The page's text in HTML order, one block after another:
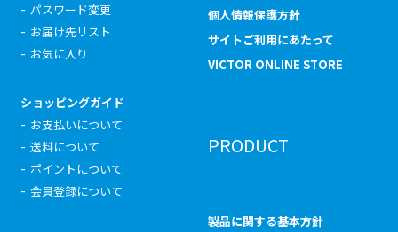
パスワード変更
お届け先リスト
お気に入り
ショッピングガイド
お支払いについて
送料について
ポイントについて
会員登録について
個人情報保護方針
サイトご利用にあたって
VICTOR ONLINE STORE
PRODUCT
製品に関する基本方針